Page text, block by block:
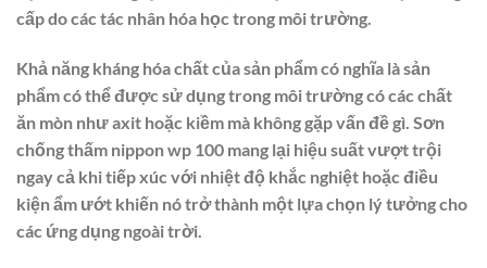
cấp do các tác nhân hóa học trong môi trường.
Khả năng kháng hóa chất của sản phẩm có nghĩa là sản
phẩm có thể được sử dụng trong môi trường có các chất
ăn mòn như axit hoặc kiềm mà không gặp vấn đề gì. Sơn
chống thấm nippon wp 100 mang lại hiệu suất vượt trội
ngay cả khi tiếp xúc với nhiệt độ khắc nghiệt hoặc điều
kiện ẩm ướt khiến nó trở thành một lựa chọn lý tưởng cho
các ứng dụng ngoài trời.